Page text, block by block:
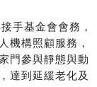
手基金會會務，
機構照顧服務，
門參與靜態與動
達到延緩老化及